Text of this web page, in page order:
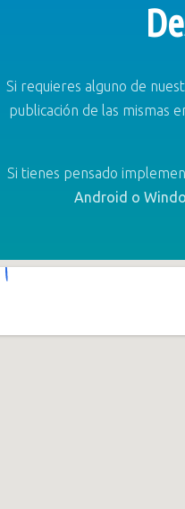
Si requieres alguno de
publicación de las mismas
Si tienes pensado
Android o